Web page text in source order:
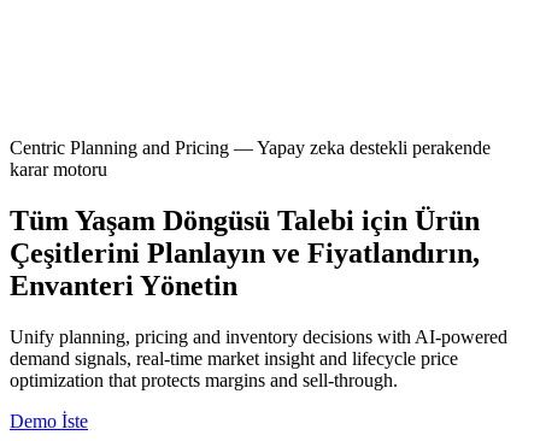
Centric Planning and Pricing — Yapay zeka destekli perakende
karar motoru
Tüm Yaşam Döngüsü Talebi için Ürün
Çeşitlerini Planlayın ve Fiyatlandırın,
Envanteri Yönetin
Unify planning, pricing and inventory decisions with AI-powered
demand signals, real-time market insight and lifecycle price
optimization that protects margins and sell-through.
Demo İste